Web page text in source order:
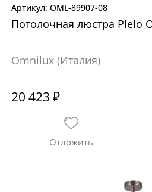
OML-89907-08
Потолочная люстра Plelo
Omnilux (Италия)
20 423 ₽